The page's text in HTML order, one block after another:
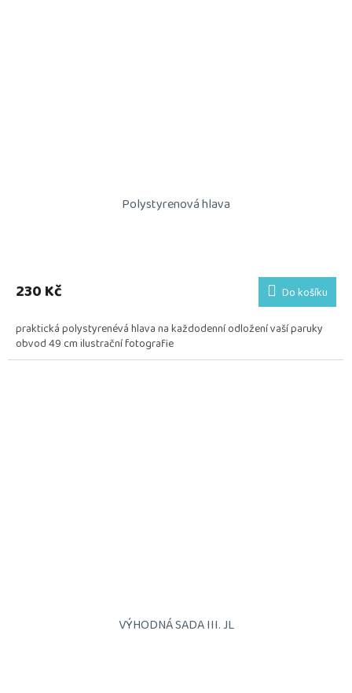
Polystyrenová hlava
230 Kč Do košíku
praktická polystyrenévá hlava na každodenní odložení vaší paruky
obvod 49 cm ilustrační fotografie
VÝHODNÁ SADA III. JL